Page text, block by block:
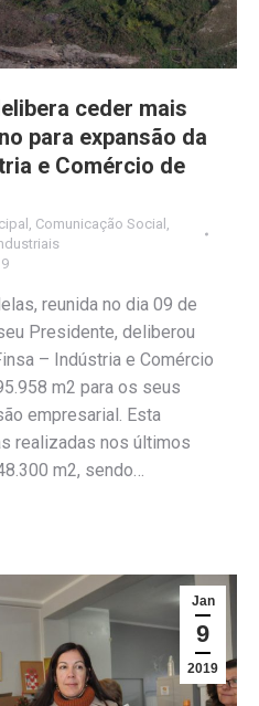
ceder mais
para expansão da
e Comércio de
, Comunicação Social ,
reunida no dia 09 de
Presidente, deliberou
– Indústria e Comércio
m2 para os seus
empresarial. Esta
realizadas nos últimos
m2, sendo…
Jan
9
2019